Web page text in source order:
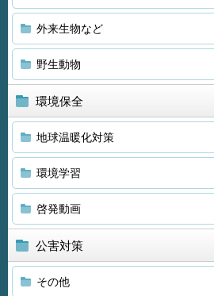
外来生物など
野生動物
環境保全
地球温暖化対策
環境学習
啓発動画
公害対策
その他